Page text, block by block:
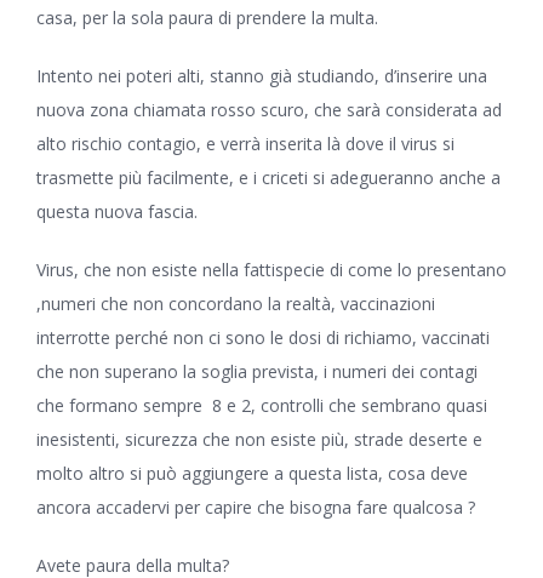
casa, per la sola paura di prendere la multa.
Intento nei poteri alti, stanno già studiando, d’inserire una
nuova zona chiamata rosso scuro, che sarà considerata ad
alto rischio contagio, e verrà inserita là dove il virus si
trasmette più facilmente, e i criceti si adegueranno anche a
questa nuova fascia.
Virus, che non esiste nella fattispecie di come lo presentano
,numeri che non concordano la realtà, vaccinazioni
interrotte perché non ci sono le dosi di richiamo, vaccinati
che non superano la soglia prevista, i numeri dei contagi
che formano sempre 8 e 2, controlli che sembrano quasi
inesistenti, sicurezza che non esiste più, strade deserte e
molto altro si può aggiungere a questa lista, cosa deve
ancora accadervi per capire che bisogna fare qualcosa ?
Avete paura della multa?